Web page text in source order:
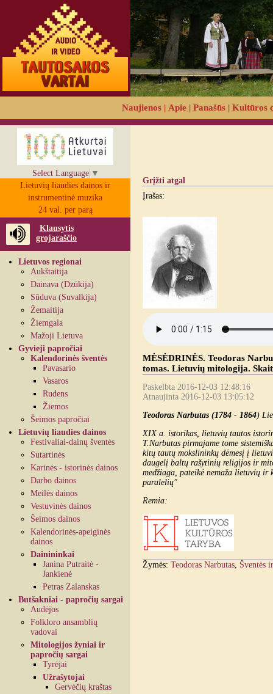
Naujienos | Apie | Panašūs | Kultūros
Select Language ▼
Lietuvių liaudies dainos ir
instrumentinė muzika
24 val. per parą
Klausytis
grojaraščio
Lietuvos regionai
Aukštaitija
Dainava (Dzūkija)
Sūduva (Suvalkija)
Žemaitija
Žiemgala
Mažoji Lietuva
Gyvieji papročiai
Kalendorinės šventės
Pavasario
Vasaros
Rudens
Žiemos
Šeimos papročiai
Lietuvių liaudies dainos
Festivaliai-dainų šventės
Sutartinės
Karinės - istorinės dainos
Darbo dainos
Meilės dainos
Vestuvinės dainos
Šeimos dainos
Kalendorinės-apeiginės
dainos
Dainininkai
Janina Putraitė -
Jankienė
Petras Zalanskas
Butšakniai - papročių sargai
Audėjos
Folkloro ansamblių
vadovai
Mitologijos žyniai ir
papročių sargai
Tyrėjai
Užrašytojai
Gervėčių kraštas
Grįžti atgal
Įrašas:
MĖSĖDRINĖS. Teodoras
tomas. Lietuvių mitologija.
Paskelbta 2016-12-03 12:48:16
Atnaujinta 2016-12-03 13:05:12
Teodoras Narbutas (1784 - 1864)
XIX a. istorikas, lietuvių tautos
T.Narbutas pirmajame tome
kitų tautų mokslininkų dėmesį į
daugelį baltų rašytinių religijos ir
medžiaga, pateikė nemaža lietuvių
paralelių"
Remia:
Žymės: Teodoras Narbutas Šventės